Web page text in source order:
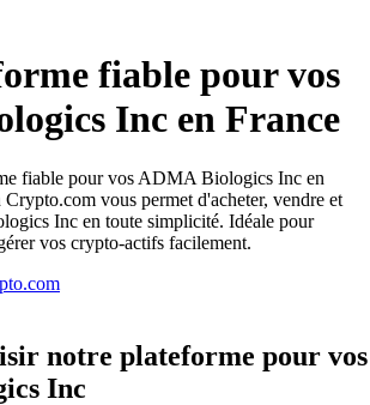
fiable pour vos
Inc en France
fiable pour vos ADMA Biologics Inc en
vous permet d'acheter, vendre et
Inc en toute simplicité. Idéale pour
vos crypto-actifs facilement.
notre plateforme pour vos
Inc